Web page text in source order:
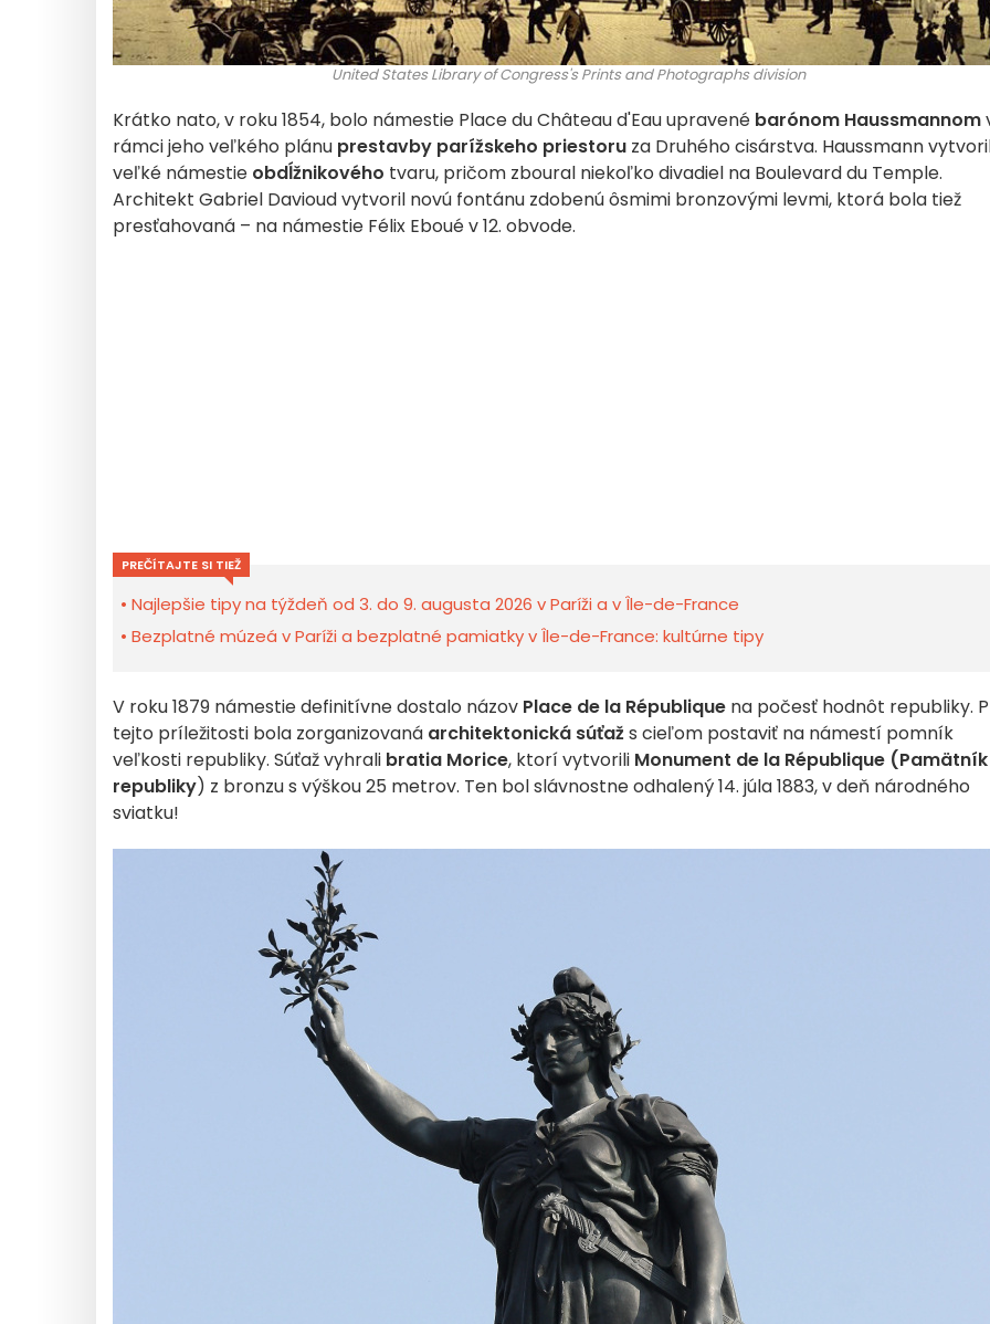
United States Library of Congress's Prints and Photographs division
Krátko nato, v roku 1854, bolo námestie Place du Château d'Eau upravené barónom Haussmannom
rámci jeho veľkého plánu prestavby parížskeho priestoru za Druhého cisárstva. Haussmann
veľké námestie obdĺžnikového tvaru, pričom zboural niekoľko divadiel na Boulevard du Temple.
Architekt Gabriel Davioud vytvoril novú fontánu zdobenú ôsmimi bronzovými levmi, ktorá bola tiež
presťahovaná – na námestie Félix Eboué v 12. obvode.
PREČÍTAJTE SI TIEŽ
Najlepšie tipy na týždeň od 3. do 9. augusta 2026 v Paríži a v Île-de-France
Bezplatné múzeá v Paríži a bezplatné pamiatky v Île-de-France: kultúrne tipy
V roku 1879 námestie definitívne dostalo názov Place de la République na počesť hodnôt republiky.
tejto príležitosti bola zorganizovaná architektonická súťaž s cieľom postaviť na námestí pomník
veľkosti republiky. Súťaž vyhrali bratia Morice, ktorí vytvorili Monument de la République (Pamätník
republiky) z bronzu s výškou 25 metrov. Ten bol slávnostne odhalený 14. júla 1883, v deň národného
sviatku!